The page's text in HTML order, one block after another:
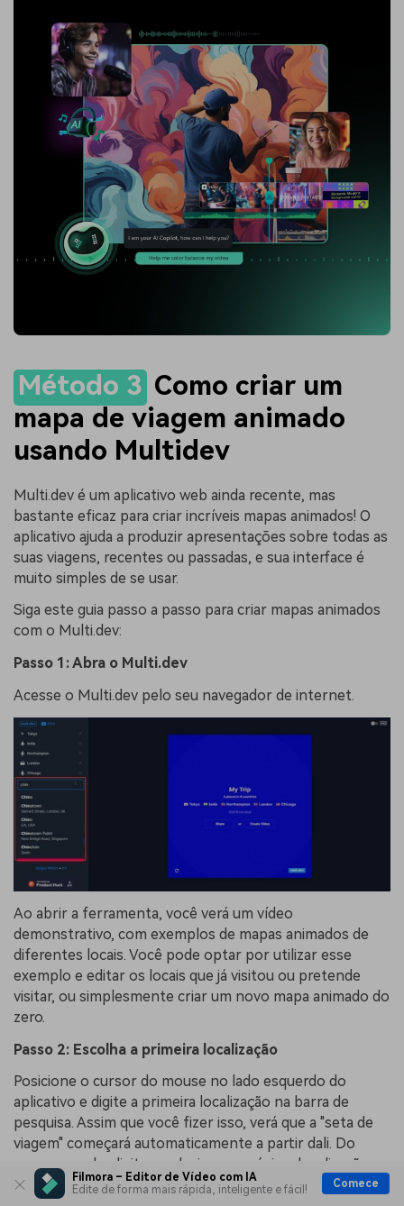
Filmora – Editor de Vídeo com IA
Edite de forma mais rápida, inteligente e fácil!
Comece
Método 3 Como criar um
mapa de viagem animado
usando Multidev
Multi.dev é um aplicativo web ainda recente, mas
bastante eficaz para criar incríveis mapas animados! O
aplicativo ajuda a produzir apresentações sobre todas as
suas viagens, recentes ou passadas, e sua interface é
muito simples de se usar.
Siga este guia passo a passo para criar mapas animados
com o Multi.dev:
Passo 1: Abra o Multi.dev
Acesse o Multi.dev pelo seu navegador de internet.
Ao abrir a ferramenta, você verá um vídeo
demonstrativo, com exemplos de mapas animados de
diferentes locais. Você pode optar por utilizar esse
exemplo e editar os locais que já visitou ou pretende
visitar, ou simplesmente criar um novo mapa animado do
zero.
Passo 2: Escolha a primeira localização
Posicione o cursor do mouse no lado esquerdo do
aplicativo e digite a primeira localização na barra de
pesquisa. Assim que você fizer isso, verá que a "seta de
viagem" começará automaticamente a partir dali. Do
mesmo modo, digite e selecione a próxima localização
através da barra de pesquisa.